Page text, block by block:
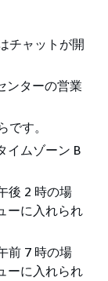
チャットが開
ンターの営業
です。
イムゾーン B
後 2 時の場
ーに入れられ
前 7 時の場
ーに入れられ